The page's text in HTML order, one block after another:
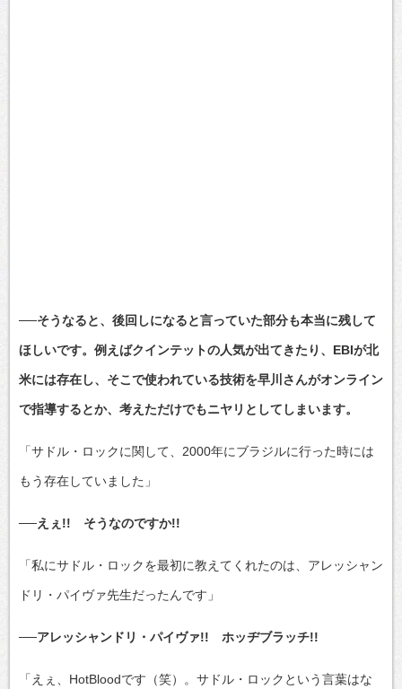
──そうなると、後回しになると言っていた部分も本当に残して
ほしいです。例えばクインテットの人気が出てきたり、EBIが北
米には存在し、そこで使われている技術を早川さんがオンライン
で指導するとか、考えただけでもニヤリとしてしまいます。
「サドル・ロックに関して、2000年にブラジルに行った時には
もう存在していました」
──えぇ!! そうなのですか!!
「私にサドル・ロックを最初に教えてくれたのは、アレッシャン
ドリ・パイヴァ先生だったんです」
──アレッシャンドリ・パイヴァ!! ホッヂブラッチ!!
「えぇ、HotBloodです（笑）。サドル・ロックという言葉はな